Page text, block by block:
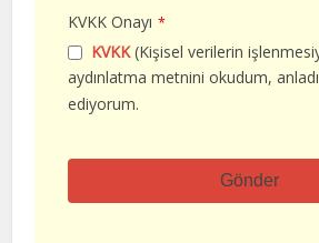
KVKK Onayı *
KVKK(Kişisel verilerin
aydınlatma metnini okudum,
ediyorum.
Gönder